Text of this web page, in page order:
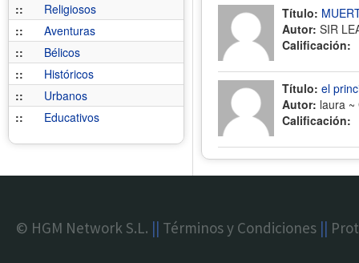
::
Religiosos
::
Aventuras
::
Bélicos
::
Históricos
::
Urbanos
::
Educativos
Título:
Autor: SIR
Calificación:
Título: el
Autor: laura ~
Calificación:
© HGM Network S.L. || Términos y Condiciones ||